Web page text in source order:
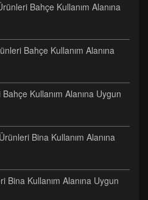
Bahçe Kullanım Alanına
Bahçe Kullanım Alanına
Kullanım Alanına Uygun
Bina Kullanım Alanına
Kullanım Alanına Uygun